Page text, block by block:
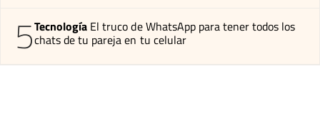
5Tecnología El truco de WhatsApp para tener todos los
chats de tu pareja en tu celular